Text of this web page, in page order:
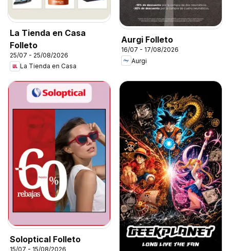
La Tienda en Casa
Folleto
25/07 - 25/08/2026
La Tienda en Casa
Aurgi Folleto
16/07 - 17/08/2026
Aurgi
Soloptical Folleto
15/07 - 15/08/2026